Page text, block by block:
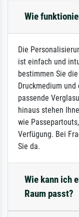
Wie
Die
ist einfach und
bestimmen Sie
Druckmedium
passende
hinaus stehen
wie
Verfügung. Bei
Sie da.
Wie kann ich
Raum passt?